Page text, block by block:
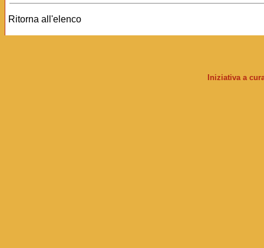
Ritorna all'elenco
Iniziativa a